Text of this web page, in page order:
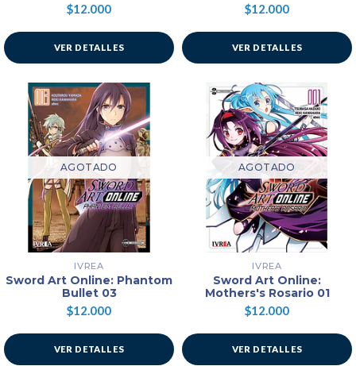
$12.000
VER DETALLES
$12.000
VER DETALLES
AGOTADO
IVREA
Sword Art Online: Phantom
Bullet 03
$12.000
VER DETALLES
AGOTADO
IVREA
Sword Art Online:
Mothers's Rosario 01
$12.000
VER DETALLES